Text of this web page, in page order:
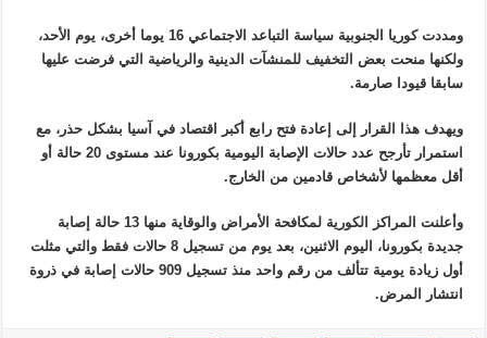
ومددت كوريا الجنوبية سياسة التباعد الاجتماعي 16 يوما أخرى، يوم الأحد،
ولكنها منحت بعض التخفيف للمنشآت الدينية والرياضية التي فرضت عليها
سابقا قيودا صارمة.
ويهدف هذا القرار إلى إعادة فتح رابع أكبر اقتصاد في آسيا بشكل حذر، مع
استمرار تأرجح عدد حالات الإصابة اليومية بكورونا عند مستوى 20 حالة أو
أقل معظمها لأشخاص قادمين من الخارج.
وأعلنت المراكز الكورية لمكافحة الأمراض والوقاية منها 13 حالة إصابة
جديدة بكورونا، اليوم الاثنين، بعد يوم من تسجيل 8 حالات فقط والتي مثلت
أول زيادة يومية تتألف من رقم واحد منذ تسجيل 909 حالات إصابة في ذروة
انتشار المرض.